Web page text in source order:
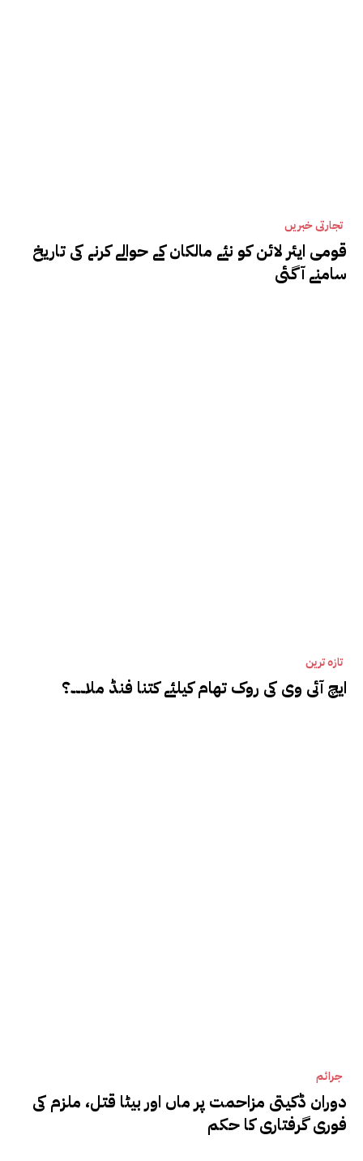
تجارتی خبریں
قومی ایئر لائن کو نئے مالکان کے حوالے کرنے کی تاریخ
سامنے آگئی
تازہ ترین
ایچ آئی وی کی روک تھام کیلئے کتنا فنڈ ملا۔۔۔؟
جرائم
دوران ڈکیتی مزاحمت پر ماں اور بیٹا قتل، ملزم کی
فوری گرفتاری کا حکم